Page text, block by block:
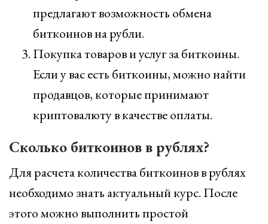
предлагают возможность обмена
биткоинов на рубли.
Покупка товаров и услуг за биткоины.
Если у вас есть биткоины, можно найти
продавцов, которые принимают
криптовалюту в качестве оплаты.
Сколько биткоинов в рублях?
Для расчета количества биткоинов в рублях
необходимо знать актуальный курс. После
этого можно выполнить простой